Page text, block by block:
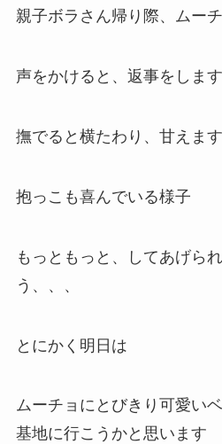
親子ボラさん帰り際、ムー
声をかけると、返事をします
撫でると横たわり、甘えます
抱っこも喜んでいる様子
もっともっと、してあげら
う、、、
とにかく明日は
ムーチョにとびきり可愛い
基地に行こうかと思います